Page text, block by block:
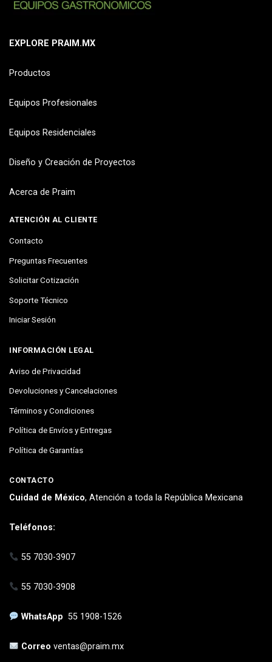
EXPLORE PRAIM.MX
Productos
Equipos Profesionales
Equipos Residenciales
Diseño y Creación de Proyectos
Acerca de Praim
ATENCIÓN AL CLIENTE
Contacto
Preguntas Frecuentes
Solicitar Cotización
Soporte Técnico
Iniciar Sesión
INFORMACIÓN LEGAL
Aviso de Privacidad
Devoluciones y Cancelaciones
Términos y Condiciones
Política de Envíos y Entregas
Política de Garantías
CONTACTO
Cuidad de México, Atención a toda la República Mexicana
Teléfonos:
55 7030-3907
55 7030-3908
WhatsApp55 1908-1526
Correoventas@praim.mx